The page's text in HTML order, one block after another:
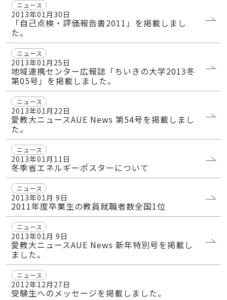
ニュース
2013年01月30日
「自己点検・評価報告書2011」を掲載しまし
た。
ニュース
2013年01月25日
地域連携センター広報誌「ちいきの大学2013冬
第05号」を掲載しました。
ニュース
2013年01月22日
愛教大ニュースAUE News 第54号を掲載しまし
た。
ニュース
2013年01月11日
冬季省エネルギーポスターについて
ニュース
2013年01月 9日
2011年度卒業生の教員就職者数全国1位
ニュース
2013年01月 9日
愛教大ニュースAUE News 新年特別号を掲載し
ました。
ニュース
2012年12月27日
受験生へのメッセージを掲載しました。